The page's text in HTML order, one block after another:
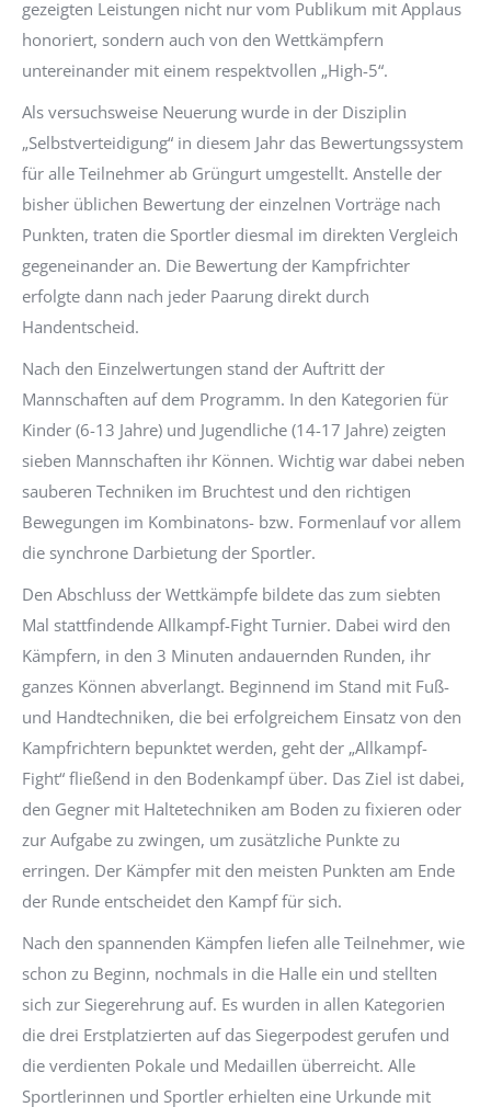
gezeigten Leistungen nicht nur vom Publikum mit Applaus
honoriert, sondern auch von den Wettkämpfern
untereinander mit einem respektvollen „High-5“.
Als versuchsweise Neuerung wurde in der Disziplin
„Selbstverteidigung“ in diesem Jahr das Bewertungssystem
für alle Teilnehmer ab Grüngurt umgestellt. Anstelle der
bisher üblichen Bewertung der einzelnen Vorträge nach
Punkten, traten die Sportler diesmal im direkten Vergleich
gegeneinander an. Die Bewertung der Kampfrichter
erfolgte dann nach jeder Paarung direkt durch
Handentscheid.
Nach den Einzelwertungen stand der Auftritt der
Mannschaften auf dem Programm. In den Kategorien für
Kinder (6-13 Jahre) und Jugendliche (14-17 Jahre) zeigten
sieben Mannschaften ihr Können. Wichtig war dabei neben
sauberen Techniken im Bruchtest und den richtigen
Bewegungen im Kombinatons- bzw. Formenlauf vor allem
die synchrone Darbietung der Sportler.
Den Abschluss der Wettkämpfe bildete das zum siebten
Mal stattfindende Allkampf-Fight Turnier. Dabei wird den
Kämpfern, in den 3 Minuten andauernden Runden, ihr
ganzes Können abverlangt. Beginnend im Stand mit Fuß-
und Handtechniken, die bei erfolgreichem Einsatz von den
Kampfrichtern bepunktet werden, geht der „Allkampf-
Fight“ fließend in den Bodenkampf über. Das Ziel ist dabei,
den Gegner mit Haltetechniken am Boden zu fixieren oder
zur Aufgabe zu zwingen, um zusätzliche Punkte zu
erringen. Der Kämpfer mit den meisten Punkten am Ende
der Runde entscheidet den Kampf für sich.
Nach den spannenden Kämpfen liefen alle Teilnehmer, wie
schon zu Beginn, nochmals in die Halle ein und stellten
sich zur Siegerehrung auf. Es wurden in allen Kategorien
die drei Erstplatzierten auf das Siegerpodest gerufen und
die verdienten Pokale und Medaillen überreicht. Alle
Sportlerinnen und Sportler erhielten eine Urkunde mit